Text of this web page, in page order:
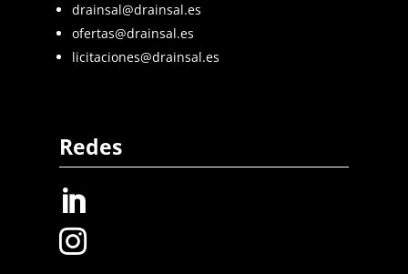
drainsal@drainsal.es
ofertas@drainsal.es
licitaciones@drainsal.es
Redes

